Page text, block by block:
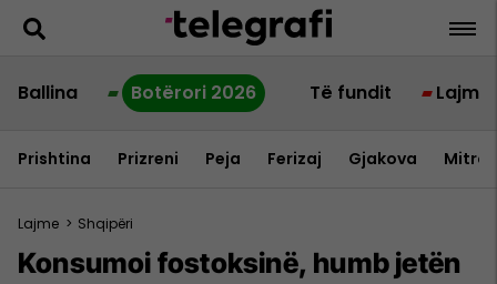
Ballina Botërori 2026 Të fundit Lajme
Prishtina Prizreni Peja Ferizaj Gjakova
Lajme > Shqipëri
Konsumoi fostoksinë, humb jetën